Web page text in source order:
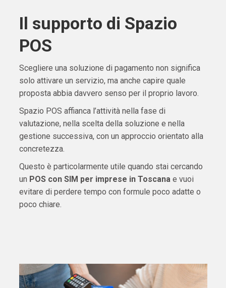
Il supporto di Spazio
POS
Scegliere una soluzione di pagamento non significa
solo attivare un servizio, ma anche capire quale
proposta abbia davvero senso per il proprio lavoro.
Spazio POS affianca l’attività nella fase di
valutazione, nella scelta della soluzione e nella
gestione successiva, con un approccio orientato alla
concretezza.
Questo è particolarmente utile quando stai cercando
un POS con SIM per imprese in Toscanae vuoi
evitare di perdere tempo con formule poco adatte o
poco chiare.